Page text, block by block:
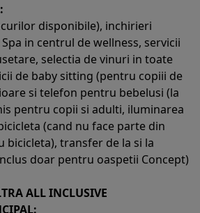
disponibile), inchirieri
in centrul de wellness, servicii
selectia de vinuri in toate
de baby sitting (pentru copiii de
si telefon pentru bebelusi (la
pentru copii si adulti, iluminarea
(cand nu face parte din
bicicleta), transfer de la si la
doar pentru oaspetii Concept)
ALL INCLUSIVE